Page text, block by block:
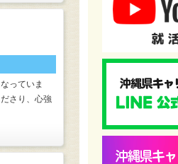
っていま
さり、心強